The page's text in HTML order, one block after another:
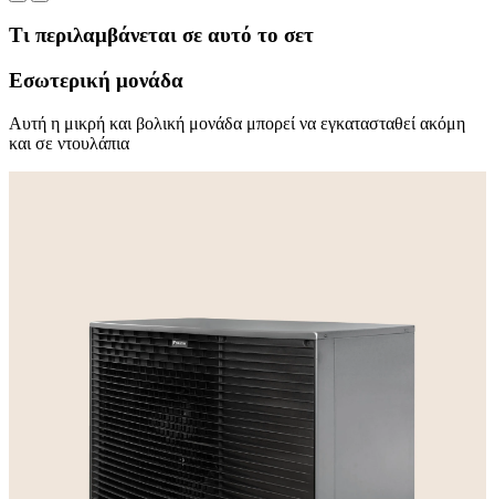
Τι περιλαμβάνεται σε αυτό το σετ
Εσωτερική μονάδα
Αυτή η μικρή και βολική μονάδα μπορεί να εγκατασταθεί ακόμη
και σε ντουλάπια